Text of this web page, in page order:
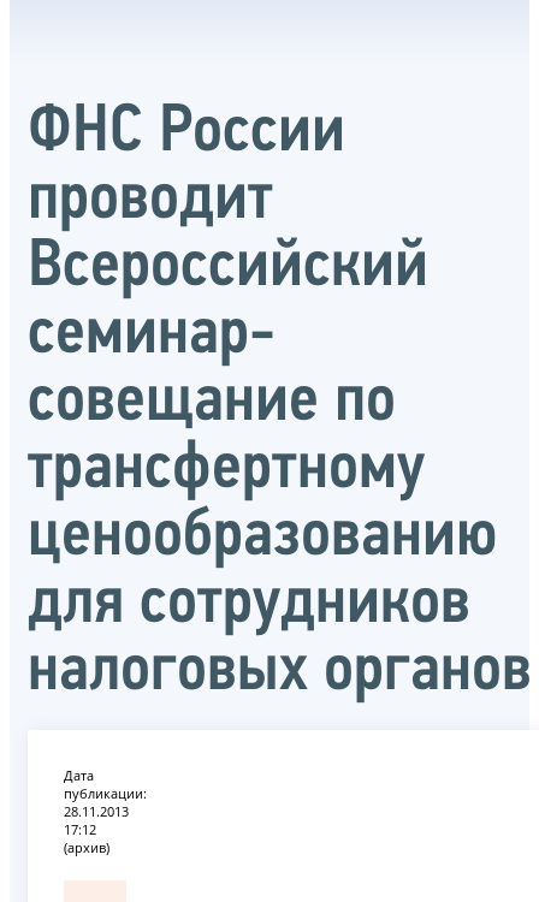
ФНС России
проводит
Всероссийский
семинар-
совещание по
трансфертному
ценообразованию
для сотрудников
налоговых органов
Дата
публикации:
28.11.2013
17:12
(архив)